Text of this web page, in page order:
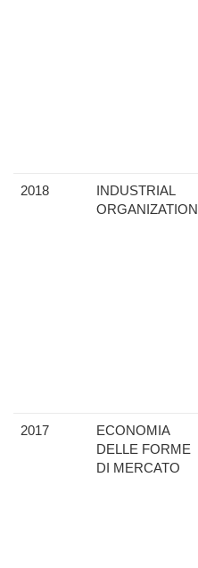
2018
INDUSTRIAL
ORGANIZATION
2017
ECONOMIA
DELLE FORME
DI MERCATO